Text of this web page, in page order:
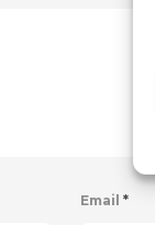
Email *